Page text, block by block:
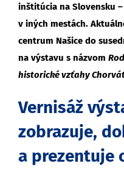
inštitúcia na Slovensku
v iných mestách.
centrum Našice do
na výstavu s názvom
historické vzťahy
Vernisáž
zobrazuje,
a prezentuje